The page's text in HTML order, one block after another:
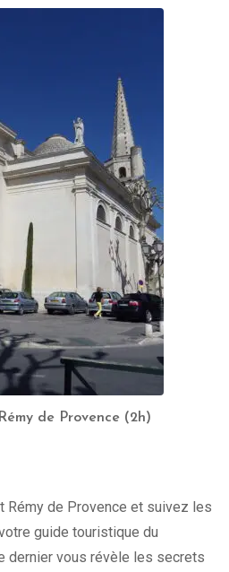
de Provence (2h)
Rémy de Provence et suivez les
guide touristique du
dernier vous révèle les secrets